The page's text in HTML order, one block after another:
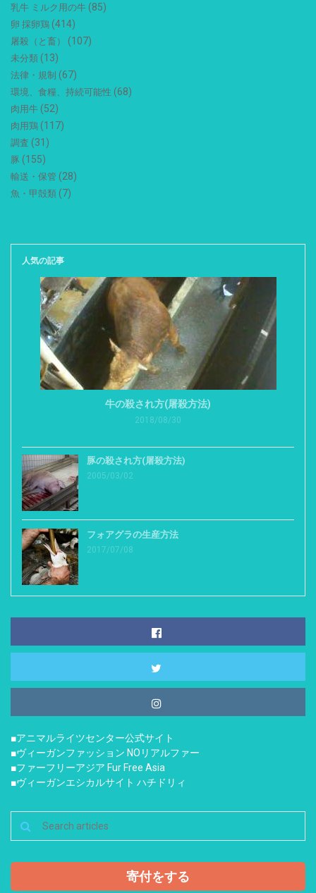
乳牛 ミルク用の牛 (85)
卵 採卵鶏 (414)
屠殺（と畜） (107)
未分類 (13)
法律・規制 (67)
環境、食糧、持続可能性 (68)
肉用牛 (52)
肉用鶏 (117)
調査 (31)
豚 (155)
輸送・保管 (28)
魚・甲殻類 (7)
人気の記事
牛の殺され方(屠殺方法)
2018/08/30
豚の殺され方(屠殺方法)
2005/03/02
フォアグラの生産方法
2017/07/08
■アニマルライツセンター公式サイト
■ヴィーガンファッション NOリアルファー
■ファーフリーアジア Fur Free Asia
■ヴィーガンエシカルサイト ハチドリィ
寄付をする